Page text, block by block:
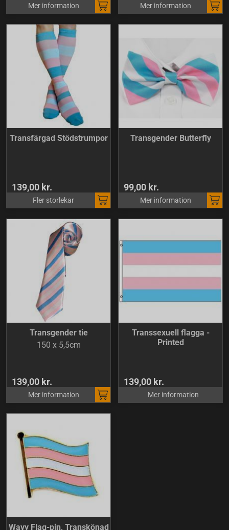
Mer information Mer information
Transfärgad Stödstrumpor
139,00 kr.
Fler storlekar
Transgender Butterfly
99,00 kr.
Mer information
Transgender tie
150 x 5,5cm
139,00 kr.
Mer information
Transsexuell flagga -
Printed
139,00 kr.
Mer information
Wavy Flag-pin, Transkönad